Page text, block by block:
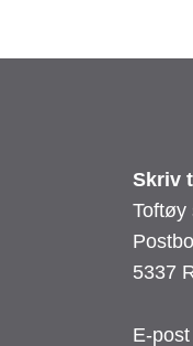
Skriv
Toftøy
5337
E-post